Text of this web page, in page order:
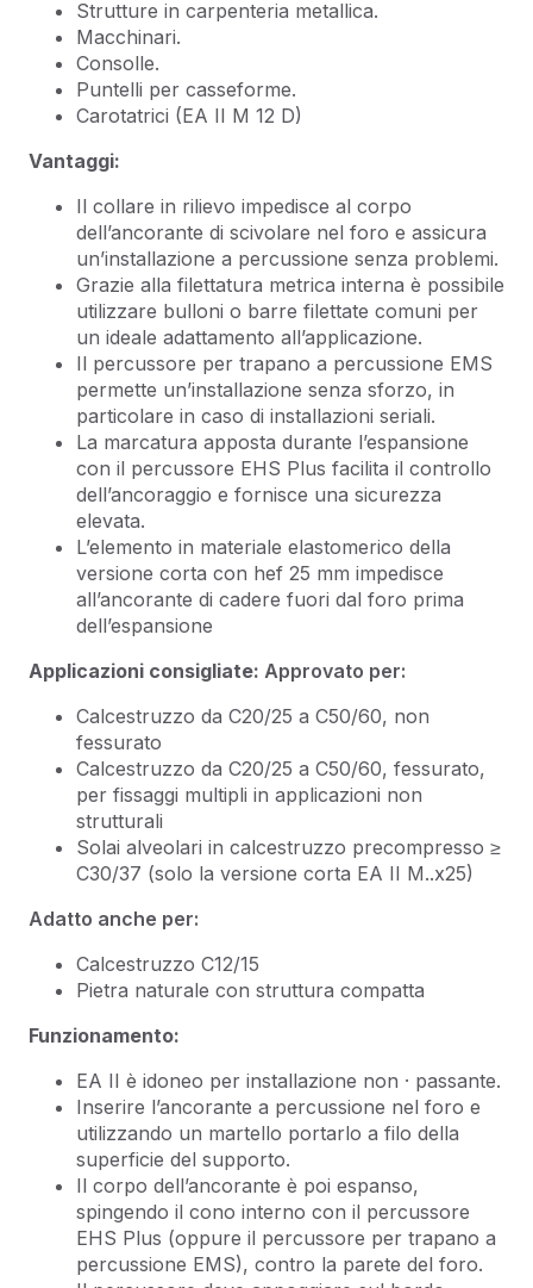
Strutture in carpenteria metallica.
Macchinari.
Consolle.
Puntelli per casseforme.
Carotatrici (EA II M 12 D)
Vantaggi:
Il collare in rilievo impedisce al corpo
dell’ancorante di scivolare nel foro e assicura
un’installazione a percussione senza problemi.
Grazie alla filettatura metrica interna è possibile
utilizzare bulloni o barre filettate comuni per
un ideale adattamento all’applicazione.
Il percussore per trapano a percussione EMS
permette un’installazione senza sforzo, in
particolare in caso di installazioni seriali.
La marcatura apposta durante l’espansione
con il percussore EHS Plus facilita il controllo
dell’ancoraggio e fornisce una sicurezza
elevata.
L’elemento in materiale elastomerico della
versione corta con hef 25 mm impedisce
all’ancorante di cadere fuori dal foro prima
dell’espansione
Applicazioni consigliate: Approvato per:
Calcestruzzo da C20/25 a C50/60, non
fessurato
Calcestruzzo da C20/25 a C50/60, fessurato,
per fissaggi multipli in applicazioni non
strutturali
Solai alveolari in calcestruzzo precompresso ≥
C30/37 (solo la versione corta EA II M..x25)
Adatto anche per:
Calcestruzzo C12/15
Pietra naturale con struttura compatta
Funzionamento:
EA II è idoneo per installazione non · passante.
Inserire l’ancorante a percussione nel foro e
utilizzando un martello portarlo a filo della
superficie del supporto.
Il corpo dell’ancorante è poi espanso,
spingendo il cono interno con il percussore
EHS Plus (oppure il percussore per trapano a
percussione EMS), contro la parete del foro.